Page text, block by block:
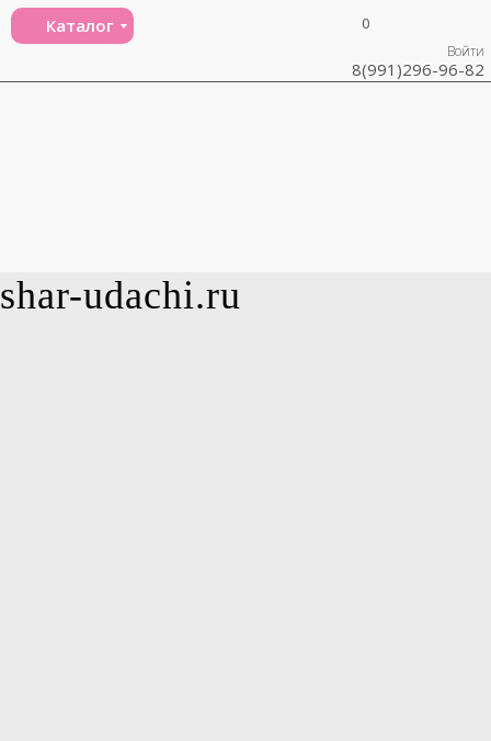
Каталог
Войти
0
8(991)296-96-82
shar-udachi.ru